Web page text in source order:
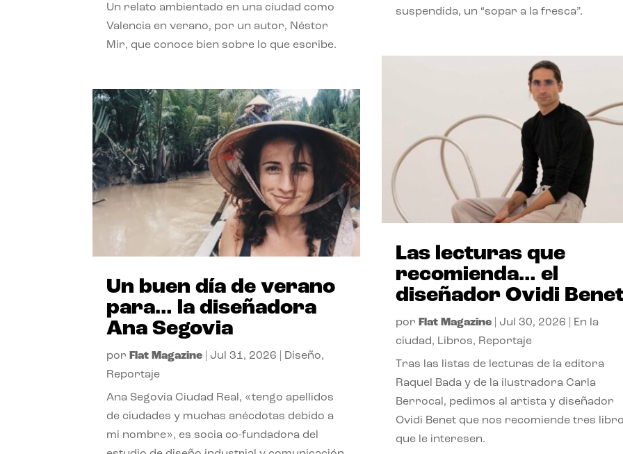
Un relato ambientado en una ciudad como
Valencia en verano, por un autor, Néstor
Mir, que conoce bien sobre lo que escribe.
Un buen día de verano
para… la diseñadora
Ana Segovia
por Flat Magazine Jul 31, 2026 Diseño,
Reportaje
Ana Segovia Ciudad Real, «tengo apellidos
de ciudades y muchas anécdotas debido a
mi nombre», es socia co-fundadora del
suspendida, un “sopar a la fresca”.
Las lecturas que
recomienda… el
diseñador Ovidi
por Flat Magazine| Jul 30, 2026
En la
ciudad, Libros, Reportaje
Tras las listas de lecturas de la editora
Raquel Bada y de la ilustradora Carla
Berrocal, pedimos al artista y diseñador
Ovidi Benet que nos recomiende tres
que le interesen.